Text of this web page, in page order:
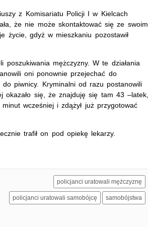
z Komisariatu Policji I w Kielcach
że nie może skontaktować się ze swoim
życie, gdyż w mieszkaniu pozostawił
poszukiwania mężczyzny. W te działania
oni ponownie przejechać do
piwnicy. Kryminalni od razu postanowili
okazało się, że znajduję się tam 43 –latek,
wcześniej i zdążył już przygotować
trafił on pod opiekę lekarzy.
policjanci uratowali mężczyznę
policjanci uratowali samobójcę samobójstwa